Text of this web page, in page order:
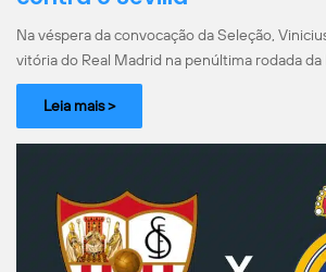
Na véspera da convocação da Seleção,
vitória do Real Madrid na penúltima rodada da
Leia mais >